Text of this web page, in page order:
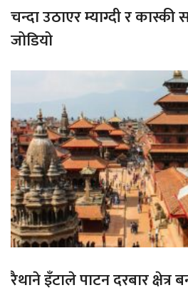
चन्दा उठाएर म्याग्दी र
जोडियो
रैथाने इँटाले पाटन दरबार